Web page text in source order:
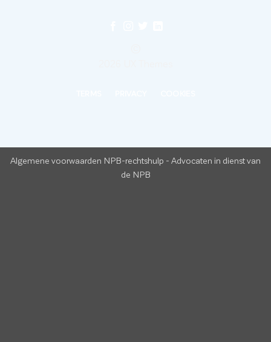
Algemene voorwaarden NPB-rechtshulp - Advocaten in dienst van
de NPB